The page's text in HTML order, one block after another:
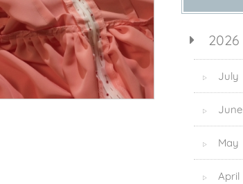
2026
▷ July
▷ June
▷ May
▷ April